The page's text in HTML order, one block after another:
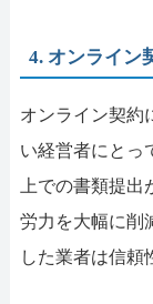
4. オンライン
オンライン契約
い経営者にとっ
上での書類提
労力を大幅に削
した業者は信頼